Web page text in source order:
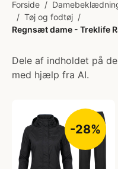
Forside /
/ Tøj og fodtøj /
Regnsæt dame - Treklife
Dele af indholdet på
med hjælp fra AI.
-28%